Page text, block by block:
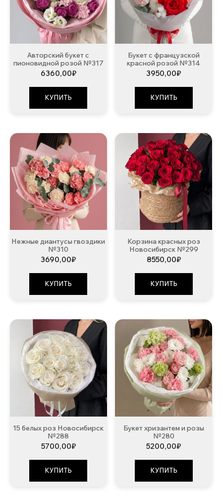
Авторский букет с
пионовидной розой №317
6360,00₽
КУПИТЬ
Букет с французской
красной розой №314
3950,00₽
КУПИТЬ
Нежные диантусы гвоздики
№310
3690,00₽
КУПИТЬ
Корзина красных роз
Новосибирск №299
8550,00₽
КУПИТЬ
15 белых роз Новосибирск
№288
5700,00₽
КУПИТЬ
Букет хризантем и розы
№280
5200,00₽
КУПИТЬ